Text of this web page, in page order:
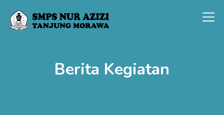
Berita Kegiatan